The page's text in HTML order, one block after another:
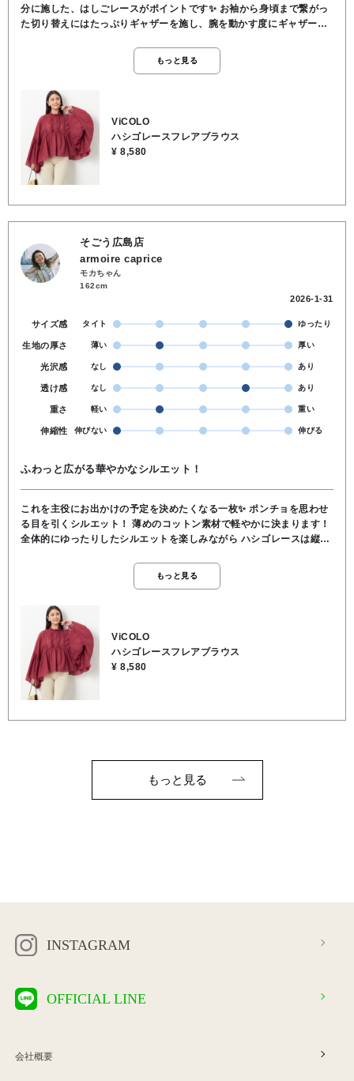
分に施した、はしごレースがポイントです✨️ お袖から身頃まで繋がっ
た切り替えにはたっぷりギャザーを施し、腕を動かす度にギャザーが
ンナーを長袖・タンクトップなどに調節する事で、ロングシーズンお
使い頂けます🌸 風や動いた時にヒラリと揺れるシルエットが フェミニ
綿素材。 ご自宅でのお洗濯もＯＫです。 素材／綿100％
もっと見る
ViCOLO
ハシゴレースフレアブラウス
¥ 8,580
そごう広島店
armoire caprice
モカちゃん
162cm
2026-1-31
サイズ感 タイト ゆったり
生地の厚さ 薄い 厚い
光沢感 なし あり
透け感 なし あり
重さ 軽い 重い
伸縮性 伸びない 伸びる
ふわっと広がる華やかなシルエット！
これを主役にお出かけの予定を決めたくなる一枚✨ ポンチョを思わせ
る目を引くシルエット！ 薄めのコットン素材で軽やかに決まります！
全体的にゆったりしたシルエットを楽しみながら ハシゴレースは縦の
🫶 首元はスタンドフリルとなっており 細部にまでこだわったデザイン
もっと見る
ViCOLO
ハシゴレースフレアブラウス
¥ 8,580
もっと見る
INSTAGRAM
OFFICIAL LINE
会社概要